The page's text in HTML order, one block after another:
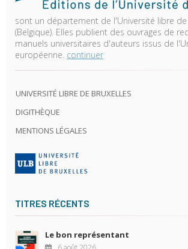
sont un département de l'Université libre de
(Belgique). Elles publient des ouvrages de
manuels universitaires d'auteurs issus de
européenne. continuer
UNIVERSITÉ LIBRE DE BRUXELLES
DIGITHÈQUE
MENTIONS LÉGALES
TITRES RÉCENTS
Le bon représentant
6 août 2026